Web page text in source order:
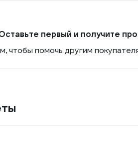
первый и получите
чтобы помочь другим